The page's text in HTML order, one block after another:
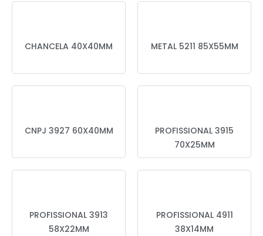
CHANCELA 40X40MM METAL 5211 85X55MM
CNPJ 3927 60X40MM
PROFISSIONAL 3915
70X25MM
PROFISSIONAL 3913
58X22MM
PROFISSIONAL 4911
38X14MM